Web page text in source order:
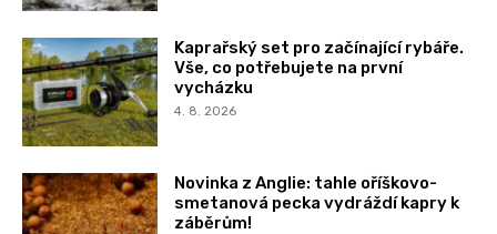
Kaprařský set pro začínající rybáře.
Vše, co potřebujete na první
vycházku
4. 8. 2026
Novinka z Anglie: tahle oříškovo-
smetanová pecka vydráždí kapry k
záběrům!